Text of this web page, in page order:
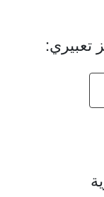
تعبيري: